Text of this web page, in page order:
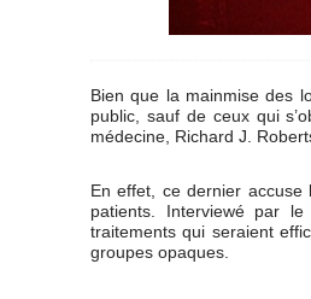
Bien que la mainmise des
public, sauf de ceux qui
médecine, Richard J.
En effet, ce dernier
patients. Interviewé par
traitements qui seraient
groupes opaques.